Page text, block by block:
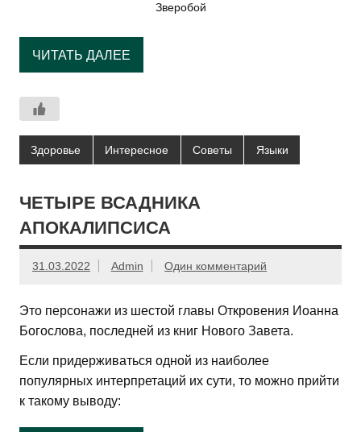
Зверобой
ЧИТАТЬ ДАЛЕЕ
Здоровье Интересное Советы Языки
ЧЕТЫРЕ ВСАДНИКА
АПОКАЛИПСИСА
31.03.2022 Admin Один комментарий
Это персонажи из шестой главы Откровения Иоанна
Богослова, последней из книг Нового Завета.
Если придерживаться одной из наиболее
популярных интерпретаций их сути, то можно прийти
к такому выводу: